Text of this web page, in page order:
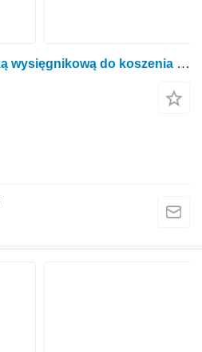
Renault Ergos z kosiarką wysięgnikową do koszenia rowów poboczy